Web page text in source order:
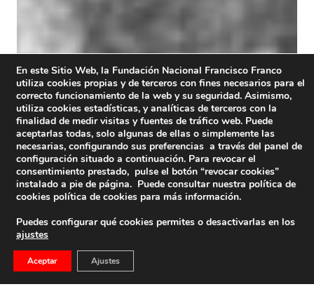
En este Sitio Web, la Fundación Nacional Francisco Franco
utiliza cookies propias y de terceros con fines necesarios para el
correcto funcionamiento de la web y su seguridad. Asimismo,
utiliza cookies estadísticas, y analíticas de terceros con la
finalidad de medir visitas y fuentes de tráfico web. Puede
aceptarlas todas, solo algunas de ellas o simplemente las
necesarias, configurando sus preferencias a través del panel de
configuración situado a continuación. Para revocar el
consentimiento prestado, pulse el botón “revocar cookies”
instalado a pie de página. Puede consultar nuestra política de
cookies política de cookies para más información.
Puedes configurar qué cookies permites o desactivarlas en los
ajustes
Aceptar Ajustes